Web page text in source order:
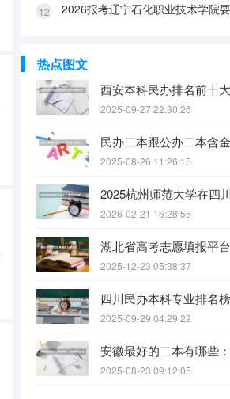
热点图文
2025-09-27 22:30:26
民办二本跟公办二本含
2025-08-26 11:26:15
2026-02-21 16:28:55
湖北省高考志愿填报平
2025-12-23 05:38:37
2025-09-29 04:29:22
2025-08-23 09:12:05